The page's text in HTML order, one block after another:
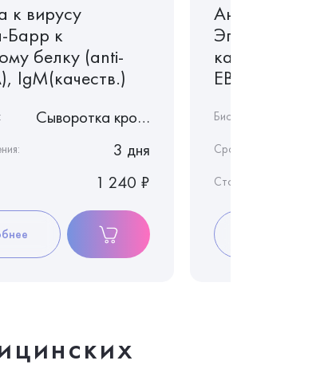
к вирусу
Барр к
белку (anti-
IgM(качеств.)
Сыворотка крови
3 дня
1 240 ₽
Антитела к
Эпштейн-
капсидному
EBV, VCA),
Биоматериал:
Срок исполнения:
Стоимость